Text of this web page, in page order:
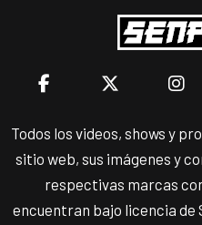
Todos los videos, shows y
sitio web, sus imágenes y
respectivas marcas
encuentran bajo licencia de